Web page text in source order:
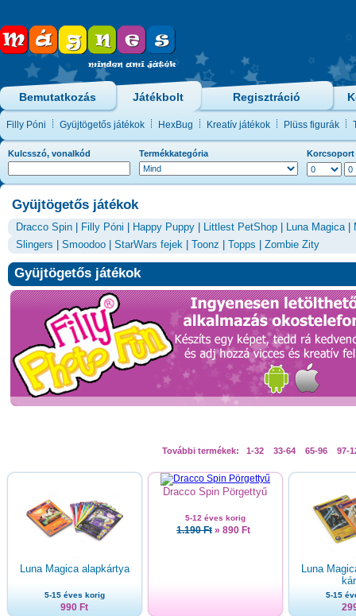
Bemutatkozás Játékbolt Regisztráció
Filly Póni Gyüjtögetős játékok HexBug Kreatív játékok Plüss figurák
Kulcsszó, vonalkód Termékkategória Korcsoport
Gyüjtögetős játékok
Dracco Spin Filly Póni Happy Puppy Littlest PetShop Luna Magica|
Slingers
Smoodoo StarWars fejek Toonz Topps Zombie Zity
Gyüjtögetős játékok
További termékek:1-32 33-64 65-96 97-
Luna Magica alapkártya
5-15 éves korig
990 Ft
Dracco Spin Pörgettyű
5-12 éves korig
1.190 Ft » 890 Ft
Luna
5-15